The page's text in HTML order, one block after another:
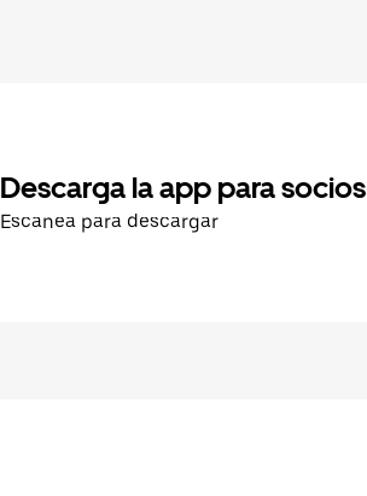
Descarga la app para socios
Escanea para descargar